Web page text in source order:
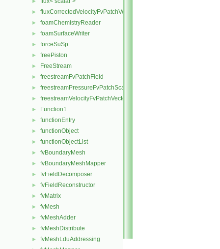
► fluxCorrectedVelocityFvPatchVectorField
► foamChemistryReader
► foamSurfaceWriter
► forceSuSp
► freePiston
► FreeStream
► freestreamFvPatchField
► freestreamPressureFvPatchScalarField
► freestreamVelocityFvPatchVectorField
► Function1
► functionEntry
► functionObject
► functionObjectList
► fvBoundaryMesh
► fvBoundaryMeshMapper
► fvFieldDecomposer
► fvFieldReconstructor
► fvMatrix
► fvMesh
► fvMeshAdder
► fvMeshDistribute
► fvMeshLduAddressing